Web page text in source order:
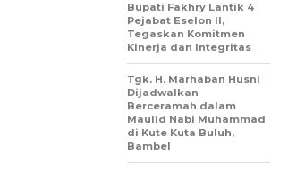
Bupati Fakhry Lantik 4
Pejabat Eselon II,
Tegaskan Komitmen
Kinerja dan Integritas
Tgk. H. Marhaban Husni
Dijadwalkan
Berceramah dalam
Maulid Nabi Muhammad
di Kute Kuta Buluh,
Bambel